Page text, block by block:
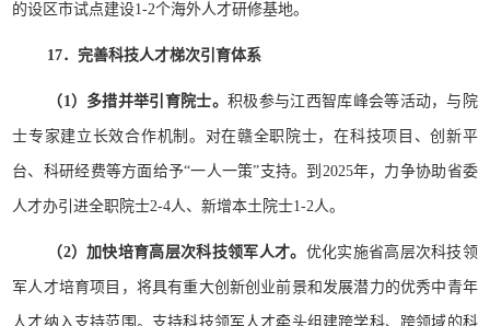
的设区市试点建设1-2个海外人才研修基地。
17．完善科技人才梯次引育体系
（1）多措并举引育院士。积极参与江西智库峰会等活动，与院
士专家建立长效合作机制。对在赣全职院士，在科技项目、创新平
台、科研经费等方面给予“一人一策”支持。到2025年，力争协助省委
人才办引进全职院士2-4人、新增本土院士1-2人。
（2）加快培育高层次科技领军人才。 优化实施省高层次科技领
军人才培育项目，将具有重大创新创业前景和发展潜力的优秀中青年
人才纳入支持范围。支持科技领军人才牵头组建跨学科、跨领域的科